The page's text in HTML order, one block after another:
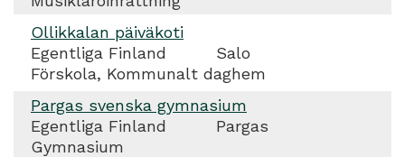
Ollikkalan päiväkoti
Egentliga Finland
Salo
Förskola, Kommunalt daghem
Pargas svenska gymnasium
Egentliga Finland
Pargas
Gymnasium